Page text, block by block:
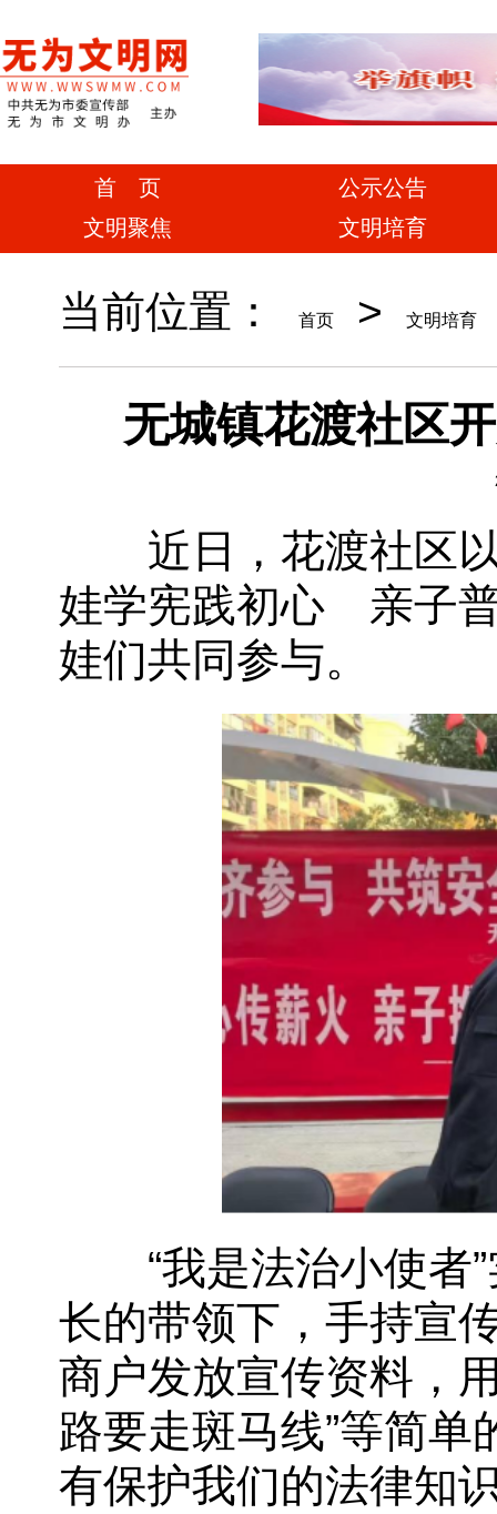
首 页
文明聚焦
公示公告
文明培育
当前位置： 首页 > 文明培育
无城镇花渡社区
近日，花渡社区以“
娃学宪践初心 亲子
娃们共同参与。
“我是法治小使者”
长的带领下，手持宣
商户发放宣传资料，
路要走斑马线”等简单
有保护我们的法律知